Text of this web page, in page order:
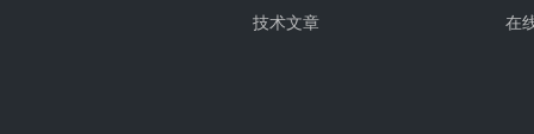
技术文章
在